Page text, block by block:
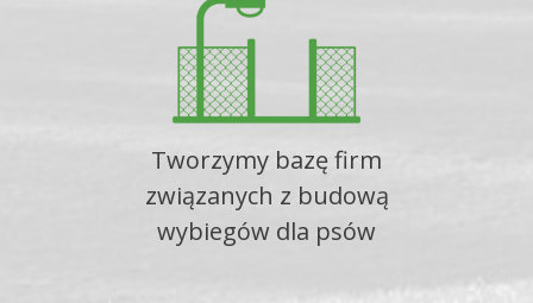
Tworzymy bazę firm
związanych z budową
wybiegów dla psów